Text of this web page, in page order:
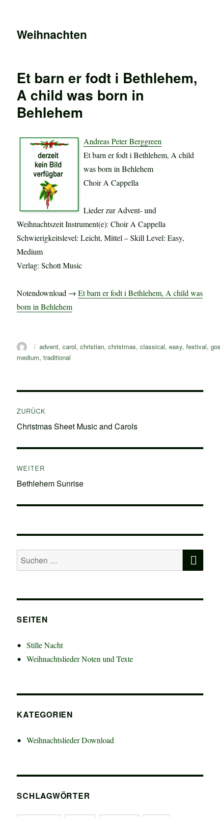
Weihnachten
Et barn er fodt i Bethlehem,
A child was born in
Behlehem
Andreas Peter Berggreen
Et barn er fodt i Bethlehem, A child
was born in Behlehem
Choir A Cappella
Lieder zur Advent- und
Weihnachtszeit Instrument(e): Choir A Cappella
Schwierigkeitslevel: Leicht, Mittel – Skill Level: Easy,
Medium
Verlag: Schott Music
Notendownload →Et barn er fodt i Bethlehem, A child was
born in Behlehem
AutorSchlagwörter
advent,carol,christian,christmas,classical,easy,festival,
medium,traditional
ZURÜCK
Vorheriger
Christmas Sheet Music and Carols
WEITER
Nächster
Bethlehem Sunrise
Suchen
nach:
SEITEN
Stille Nacht
Weihnachtslieder Noten und Texte
KATEGORIEN
Weihnachtslieder Download
SCHLAGWÖRTER